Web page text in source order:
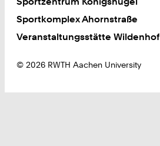
Sportkomplex Ahornstraße
Veranstaltungsstätte Wildenhof
© 2026 RWTH Aachen University